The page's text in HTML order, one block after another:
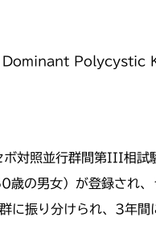
Polycystic
対照並行群間第III相試
の男女）が登録され
分けられ、3年間に